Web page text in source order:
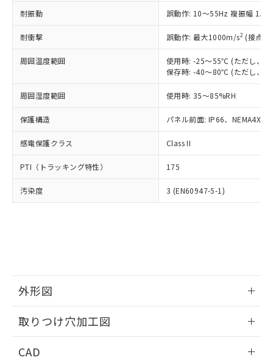
耐振動 誤動作: 10～55Hz 複振幅
耐衝撃 誤動作: 最大1000m/s2 (接点
周囲温度範囲
使用時: -25～55℃ (ただし、氷
保存時: -40～80℃ (ただし、氷
周囲湿度範囲 使用時: 35～85%RH
保護構造 パネル前面: IP66、NEMA4X,
感電保護クラス Class II
PTI（トラッキング特性） 175
汚染度 3 (EN60947-5-1)
外形図
取りつけ穴加工図
CAD
正式な納期状況および標準価格はお客
様のお取引先、またはお客様担当のオ
ムロン制御機器販売店・当社販売員に
オムロン制御機器販売店や当社販売拠
販売ネットワーク
」をご確認
在庫状況および標準価格結果を当社の
示しないようお願いします。
マイパーツ機能（部品リスト作成サー
ビス）をご利用いただくには、I-Web
メンバーズにご登録されている必要が
お客様が当ウェブサイト上で当社にご
登録された部品リストについて、当社
の共同利用に関して"
の「1.共同利
指します。
ルベンジル（BBP） 1000ppm以下、フタル酸ジブチル
（DBP） 1000ppm以下、フタル酸ジイソブチル
但し、RoHS指令で産業用監視および制御機器に対する
フタル酸エステル類の４物質については閾値を超える意
図的な使用がないことを確認しています。
部品在庫の切り替え状況などにより、予定
月が前後することがあります。
※3 非含有証明書ダウンロード
51物質の非含有証明書（当社基準）
※本証明書は発行日時点で非含有を証明す
るもので、過去に遡って非含有を証明する
また、RoHS指令のフタル酸エステル類４
物質の対応では、対応完了までの期間は出
DBP(フタル酸ジブチル) : 1000ppm、 DIBP(フタル酸ジ
イソブチル) : 1000ppm、 BBP(フタル酸ブチルベンジ
「ｅ」：有害物質（10物質）のすべてが基
準値以下であることを示します。
「10」：通常の使用状況下において有害物
質が外部に漏えいし、環境に深刻な影響を
及ぼさない年数を意味します。
「－」：未確認です。当社販売部門へお問
全に破砕するなど、違法に輸出されな
いよう必要な手段を講じます。
当社は貴社製品を、核兵器、ミサイ
ル、化学兵器、生物兵器またはその他
武器並びにこれらの製造装置等に一切
当社は、貴社製品を第三者に販売する
場合は、上記1、2および3の内容を当
該第三者に通知します。また当社は、
販売先および販売に係わる関係者が違
法に輸出するおそれがある場合は、取
－
在庫なし(最新の在庫状況につ
いては、お客様のお取引先、ま
たはお客様担当のオムロン制御
機器販売店・当社販売員にご確
空
受注生産機種、また在庫状況の
情報を公開していない機種